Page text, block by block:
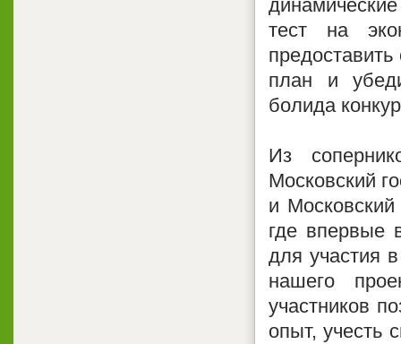
тест на
план и
болида
Из
Московский
и
где впервые
для участия
нашего
участников
опыт, учесть